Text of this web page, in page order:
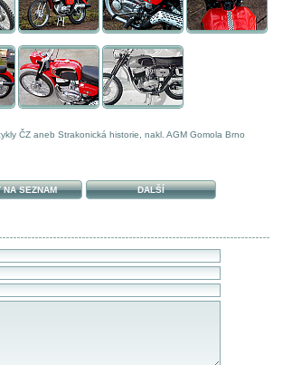
ČZ aneb Strakonická historie, nakl. AGM Gomola Brno
NA SEZNAM DALŠÍ